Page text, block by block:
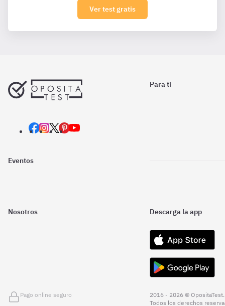
Ver test gratis
Para ti
Eventos
Nosotros Descarga la app
Pago online seguro
2016 - 2026 © OpositaTest.
Todos los derechos